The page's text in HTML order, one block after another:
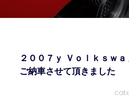
全国納車 特別作業
プライバシーポリシー スタッフblog
２００７ｙ Ｖｏｌｋｓｗ
ご納車させて頂きました